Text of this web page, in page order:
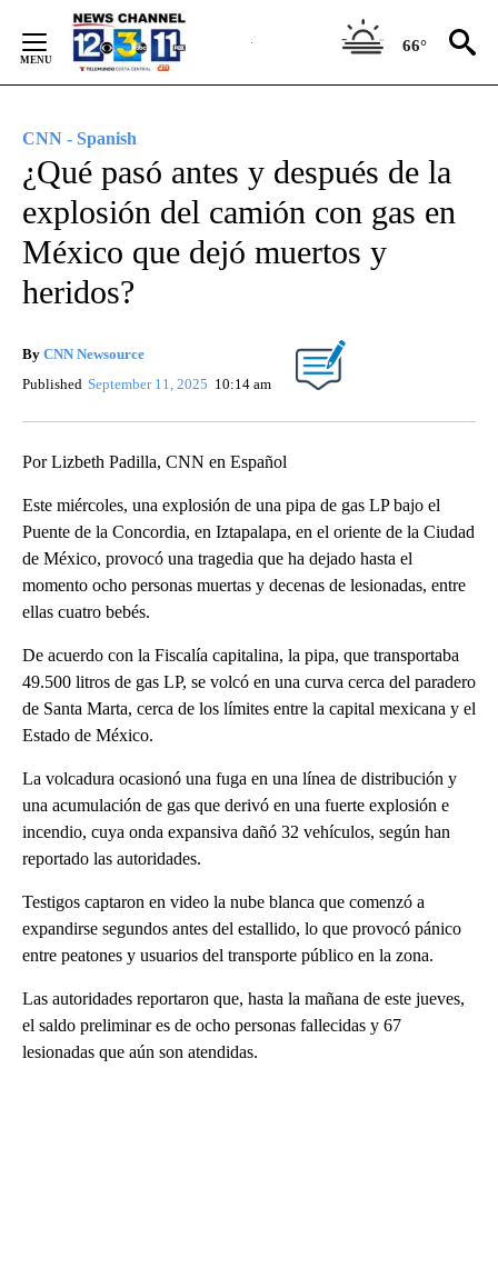
Content
66°
CNN - Spanish
¿Qué pasó antes y después de la
explosión del camión con gas en
México que dejó muertos y
heridos?
By CNN Newsource
Published September 11, 2025 10:14 am
Por Lizbeth Padilla, CNN en Español
Este miércoles, una explosión de una pipa de gas LP bajo el
Puente de la Concordia, en Iztapalapa, en el oriente de la Ciudad
de México, provocó una tragedia que ha dejado hasta el
momento ocho personas muertas y decenas de lesionadas, entre
ellas cuatro bebés.
De acuerdo con la Fiscalía capitalina, la pipa, que transportaba
49.500 litros de gas LP, se volcó en una curva cerca del paradero
de Santa Marta, cerca de los límites entre la capital mexicana y el
Estado de México.
La volcadura ocasionó una fuga en una línea de distribución y
una acumulación de gas que derivó en una fuerte explosión e
incendio, cuya onda expansiva dañó 32 vehículos, según han
reportado las autoridades.
Testigos captaron en video la nube blanca que comenzó a
expandirse segundos antes del estallido, lo que provocó pánico
entre peatones y usuarios del transporte público en la zona.
Las autoridades reportaron que, hasta la mañana de este jueves,
el saldo preliminar es de ocho personas fallecidas y 67
lesionadas que aún son atendidas.